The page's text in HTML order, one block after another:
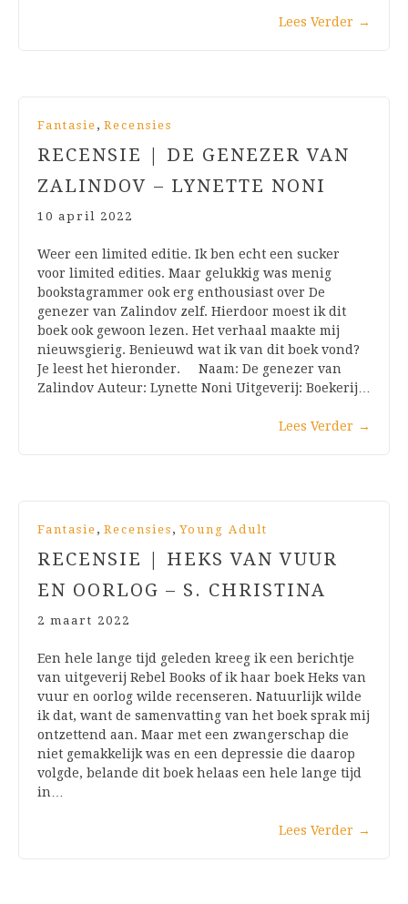
Lees Verder →
Fantasie , Recensies
RECENSIE | DE GENEZER VAN
ZALINDOV – LYNETTE NONI
10 april 2022
Weer een limited editie. Ik ben echt een sucker
voor limited edities. Maar gelukkig was menig
bookstagrammer ook erg enthousiast over De
genezer van Zalindov zelf. Hierdoor moest ik dit
boek ook gewoon lezen. Het verhaal maakte mij
nieuwsgierig. Benieuwd wat ik van dit boek vond?
Je leest het hieronder. Naam: De genezer van
Zalindov Auteur: Lynette Noni Uitgeverij: Boekerij…
Lees Verder →
Fantasie , Recensies , Young Adult
RECENSIE | HEKS VAN VUUR
EN OORLOG – S. CHRISTINA
2 maart 2022
Een hele lange tijd geleden kreeg ik een berichtje
van uitgeverij Rebel Books of ik haar boek Heks van
vuur en oorlog wilde recenseren. Natuurlijk wilde
ik dat, want de samenvatting van het boek sprak mij
ontzettend aan. Maar met een zwangerschap die
niet gemakkelijk was en een depressie die daarop
volgde, belande dit boek helaas een hele lange tijd
in…
Lees Verder →